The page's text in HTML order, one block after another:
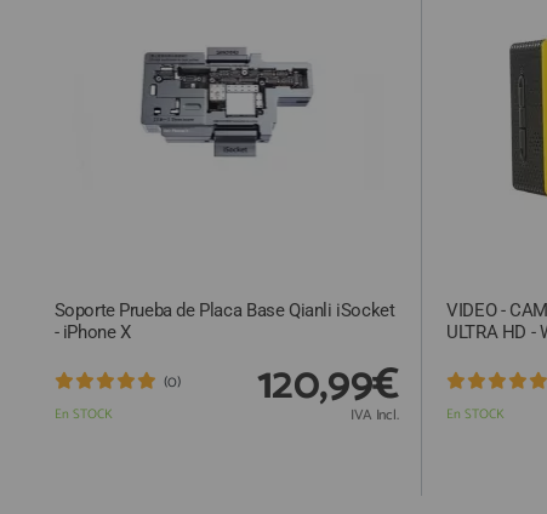
Soporte Prueba de Placa Base Qianli iSocket
- iPhone X
En STOCK
(0) 120,99€
IVA Incl.
VIDEO -
ULTRA HD -
En STOCK